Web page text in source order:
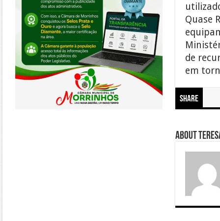
Quase
de
em
Share
About